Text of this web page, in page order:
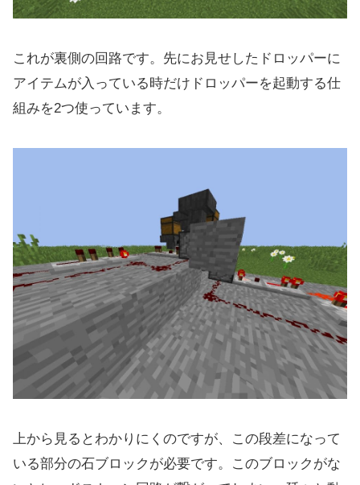
これが裏側の回路です。先にお見せしたドロッパーに
アイテムが入っている時だけドロッパーを起動する仕
組みを2つ使っています。
上から見るとわかりにくのですが、この段差になって
いる部分の石ブロックが必要です。このブロックがな